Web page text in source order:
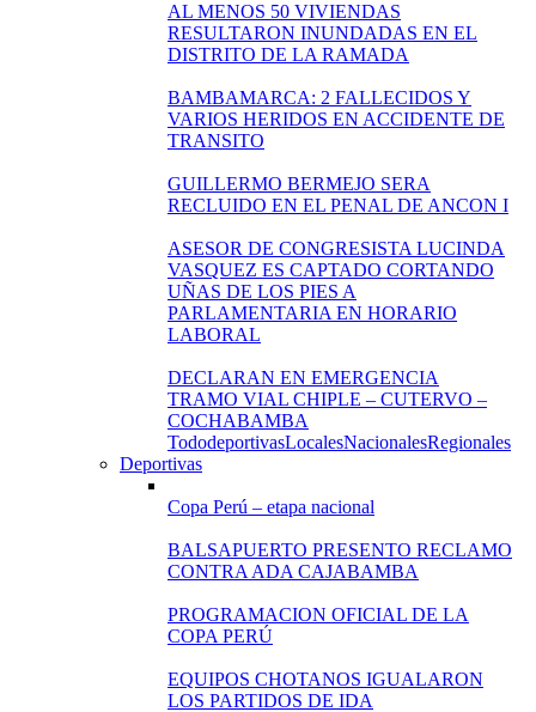
AL MENOS 50 VIVIENDAS
RESULTARON INUNDADAS EN EL
DISTRITO DE LA RAMADA
BAMBAMARCA: 2 FALLECIDOS Y
VARIOS HERIDOS EN ACCIDENTE DE
TRANSITO
GUILLERMO BERMEJO SERA
RECLUIDO EN EL PENAL DE ANCON I
ASESOR DE CONGRESISTA LUCINDA
VASQUEZ ES CAPTADO CORTANDO
UÑAS DE LOS PIES A
PARLAMENTARIA EN HORARIO
LABORAL
DECLARAN EN EMERGENCIA
TRAMO VIAL CHIPLE – CUTERVO –
COCHABAMBA
TododeportivasLocalesNacionalesRegionales
Deportivas
Copa Perú – etapa nacional
BALSAPUERTO PRESENTO RECLAMO
CONTRA ADA CAJABAMBA
PROGRAMACION OFICIAL DE LA
COPA PERÚ
EQUIPOS CHOTANOS IGUALARON
LOS PARTIDOS DE IDA